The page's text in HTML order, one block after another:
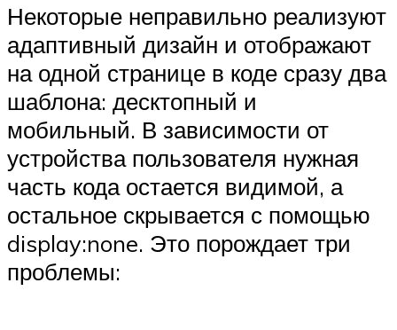
Некоторые неправильно реализуют
адаптивный дизайн и отображают
на одной странице в коде сразу два
шаблона: десктопный и
мобильный. В зависимости от
устройства пользователя нужная
часть кода остается видимой, а
остальное скрывается с помощью
display:none. Это порождает три
проблемы: